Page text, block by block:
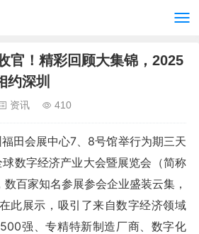
官！精彩回顾大集锦，2025
深圳
资讯 410
田会展中心7、8号馆举行为期三天
数字经济产业大会暨展览会（简称
数百家知名参展参会企业盛装云集，
此展示，吸引了来自数字经济领域
强、专精特新制造厂商、数字化